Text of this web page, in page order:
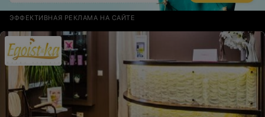
ЭФФЕКТИВНАЯ РЕКЛАМА НА САЙТЕ